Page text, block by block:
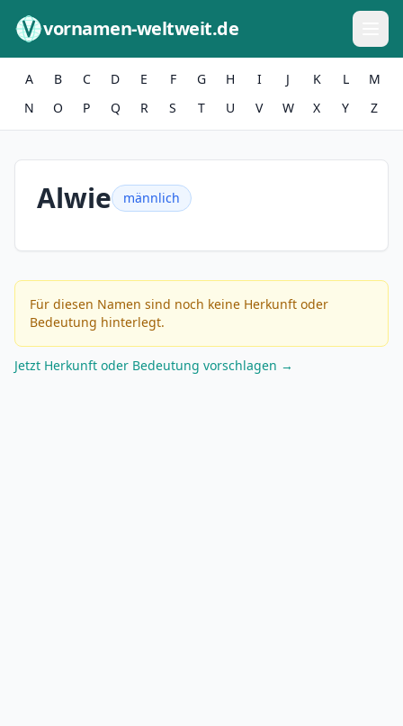
vornamen-weltweit.de
A B C D E F G H I J K L
M
N
O P Q R S T U V W X Y Z
Alwie männlich
Für diesen Namen sind noch keine Herkunft oder
Bedeutung hinterlegt.
Jetzt Herkunft oder Bedeutung vorschlagen →